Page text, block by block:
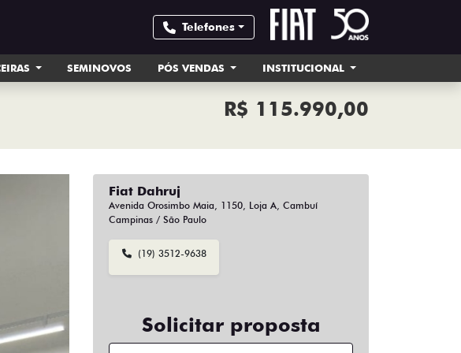
Telefones
SEMINOVOS PÓS VENDAS INSTITUCIONAL
R$ 115.990,00
Fiat Dahruj
Avenida Orosimbo Maia, 1150, Loja A, Cambuí
Campinas / São Paulo
(19) 3512-9638
Solicitar proposta